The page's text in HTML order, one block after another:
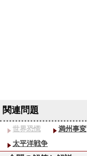
世界恐慌 満州事変
太平洋戦争